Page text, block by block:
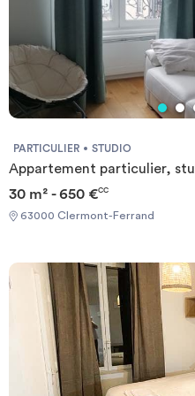
organiser une
PARTICULIER STUDIO
Appartement particulier,
30 m² - 650 €CC
63000 Clermont-Ferrand